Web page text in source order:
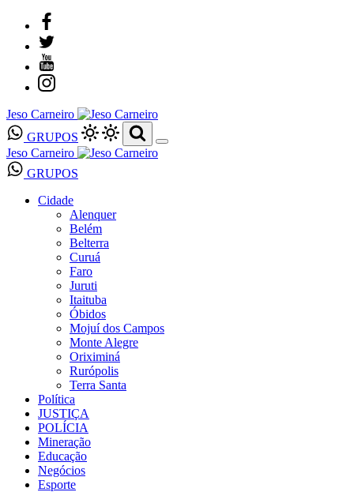
Jeso Carneiro
GRUPOS
Jeso Carneiro
GRUPOS
Cidade
Alenquer
Belém
Belterra
Curuá
Faro
Juruti
Itaituba
Óbidos
Mojuí dos Campos
Monte Alegre
Oriximiná
Rurópolis
Terra Santa
Política
JUSTIÇA
POLÍCIA
Mineração
Educação
Negócios
Esporte